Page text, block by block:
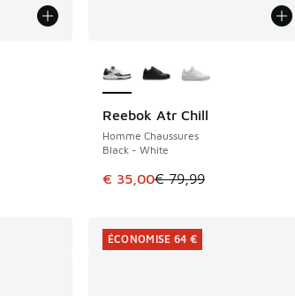
€ 80,00Prix en baisse de € 94,99 à € 55,00
Reebok Atr Chill
Homme Chaussures
Black - White
Cet article est en promotion.
€ 35,00€ 79,99
ÉCONOMISE 44 €
ÉCONOMISE 64 €